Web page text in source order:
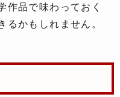
作品で味わっておく
るかもしれません。